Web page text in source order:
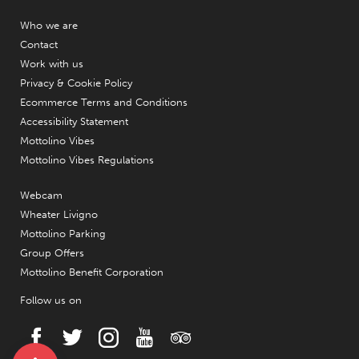
Who we are
Contact
Work with us
Privacy & Cookie Policy
Ecommerce Terms and Conditions
Accessibility Statement
Mottolino Vibes
Mottolino Vibes Regulations
Webcam
Wheater Livigno
Mottolino Parking
Group Offers
Mottolino Benefit Corporation
Follow us on